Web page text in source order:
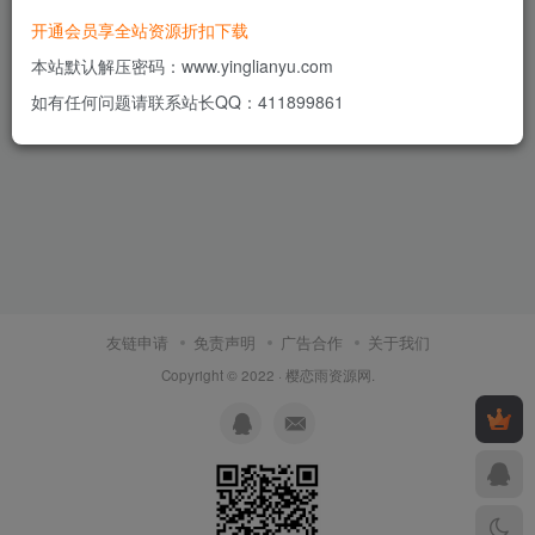
友链申请 免责声明 广告合作 关于我们
Copyright © 2022 · 樱恋雨资源网
开通会员享全站资源折扣下载
本站默认解压密码：www.yinglianyu.com
如有任何问题请联系站长QQ：411899861